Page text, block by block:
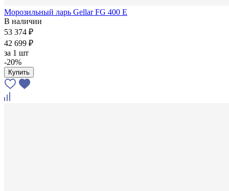
Морозильный ларь Gellar FG 400 E
В наличии
53 374 ₽
42 699 ₽
за 1 шт
-20%
Купить